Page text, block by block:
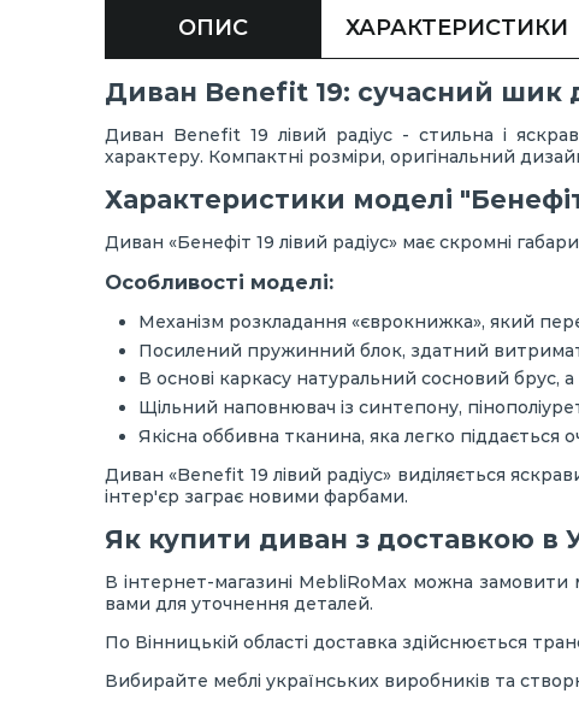
ОПИС ХАРАКТЕРИСТИКИ
Диван Benefit 19: сучасний шик
Диван Benefit 19 лівий радіус - стильна і
характеру. Компактні розміри, оригінальний
Характеристики моделі
Диван «Бенефіт 19 лівий радіус» має скромні
Особливості моделі:
Механізм розкладання «єврокнижка», який
Посилений пружинний блок, здатний
В основі каркасу натуральний сосновий брус,
Щільний наповнювач із синтепону,
Якісна оббивна тканина, яка легко піддається
Диван «Benefit 19 лівий радіус» виділяється
інтер'єр заграє новими фарбами.
Як купити диван з доставкою в
В інтернет-магазині MebliRoMax можна замовити
вами для уточнення деталей.
По Вінницькій області доставка здійснюється
Вибирайте меблі українських виробників та